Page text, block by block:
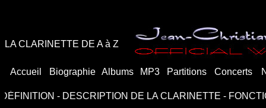
LA CLARINETTE DE A à Z
Accueil Biographie Albums MP3 Partitions Concerts
-DESCRIPTION DE LA CLARINETTE-